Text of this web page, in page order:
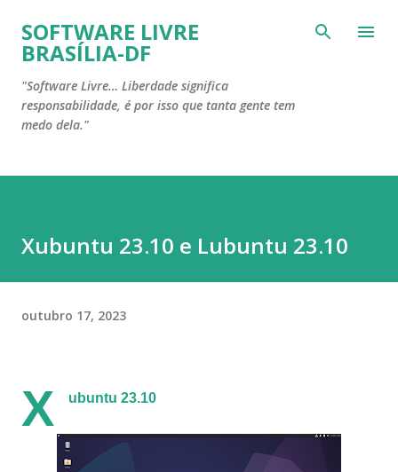
Pular para o conteúdo principal
SOFTWARE LIVRE
BRASÍLIA-DF
"Software Livre… Liberdade significa
responsabilidade, é por isso que tanta gente tem
medo dela."
Xubuntu 23.10 e Lubuntu 23.10
outubro 17, 2023
X ubuntu 23.10